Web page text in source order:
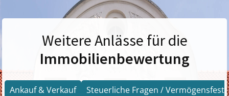
Weitere Anlässe für die
Immobilienbewertung
Ankauf & Verkauf Steuerliche Fragen /